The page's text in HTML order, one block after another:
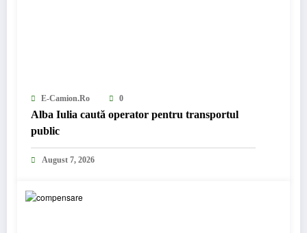
E-Camion.ro 0
Alba Iulia caută operator pentru transportul
public
August 7, 2026